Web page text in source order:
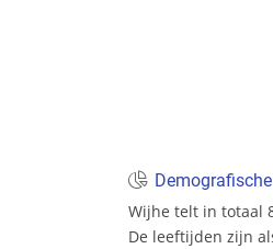
Wijhe telt in totaal
De leeftijden zijn